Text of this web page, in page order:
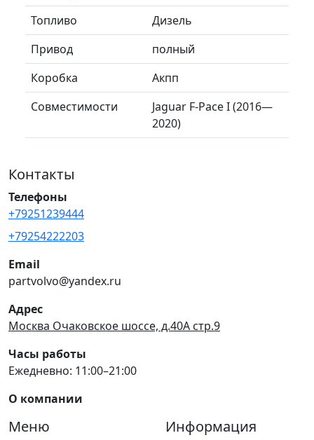
Топливо
Дизель
Привод
полный
Коробка
Акпп
Совместимости
Jaguar F-Pace I (2016—
2020)
Контакты
Телефоны
+79251239444
+79254222203
Email
partvolvo@yandex.ru
Адрес
Москва Очаковское шоссе, д.40А стр.9
Часы работы
Ежедневно: 11:00–21:00
О компании
Меню Информация